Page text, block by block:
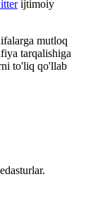
ijtimoiy
mutloq
tarqalishiga
to'liq qo'llab